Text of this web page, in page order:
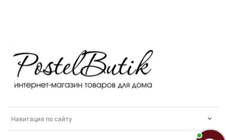
Навигация по сайту